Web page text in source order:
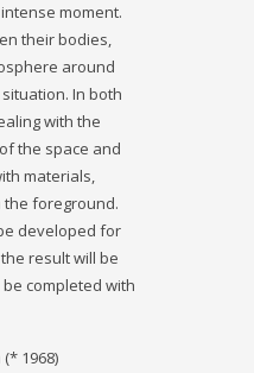
moment.
their bodies,
around
In both
with the
the space and
materials,
the foreground.
developed for
result will be
completed with
1968)